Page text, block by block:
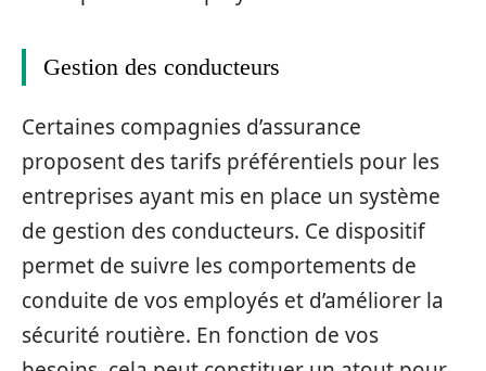
Gestion des conducteurs
Certaines compagnies d’assurance
proposent des tarifs préférentiels pour les
entreprises ayant mis en place un système
de gestion des conducteurs. Ce dispositif
permet de suivre les comportements de
conduite de vos employés et d’améliorer la
sécurité routière. En fonction de vos